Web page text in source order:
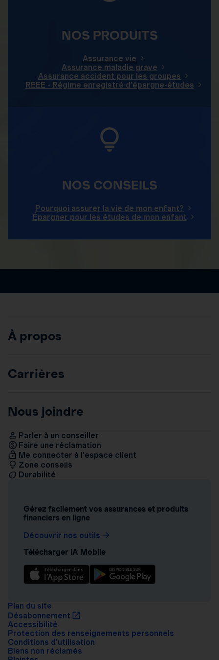
NOS PRODUITS
Assurance vie
Assurance maladie grave
Assurance accident pour les groupes
REEE - Régime enregistré d’épargne-études
NOS CONSEILS
Pourquoi assurer la vie de mon enfant?
Épargner pour les études de mon enfant
À propos
Carrières
Nous joindre
Parler à un conseiller
Faire une réclamation
Me connecter à l’espace client
Zone conseils
Durabilité
Gérez facilement vos assurances et produits
financiers en ligne
Découvrir nos outils
Télécharger iA Mobile
Plan du site
Désabonnement
Accessibilité
Protection des renseignements personnels
Conditions d’utilisation
Biens non réclamés